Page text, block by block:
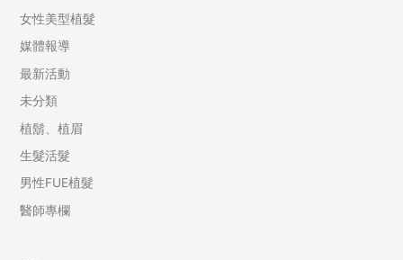
女性美型植髮
媒體報導
最新活動
未分類
植鬍、植眉
生髮活髮
男性FUE植髮
醫師專欄